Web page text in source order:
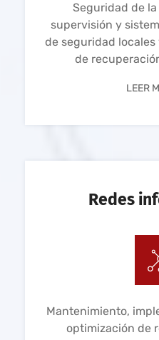
Seguridad de
supervisión y
de seguridad locales
de
LEER
Redes
Mantenimiento,
optimización de